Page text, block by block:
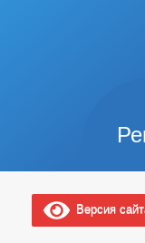
Версия